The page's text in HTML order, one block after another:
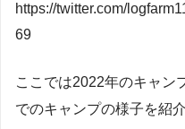
https://twitter.com/
69
ここでは2022年のキャン
でのキャンプの様子を紹